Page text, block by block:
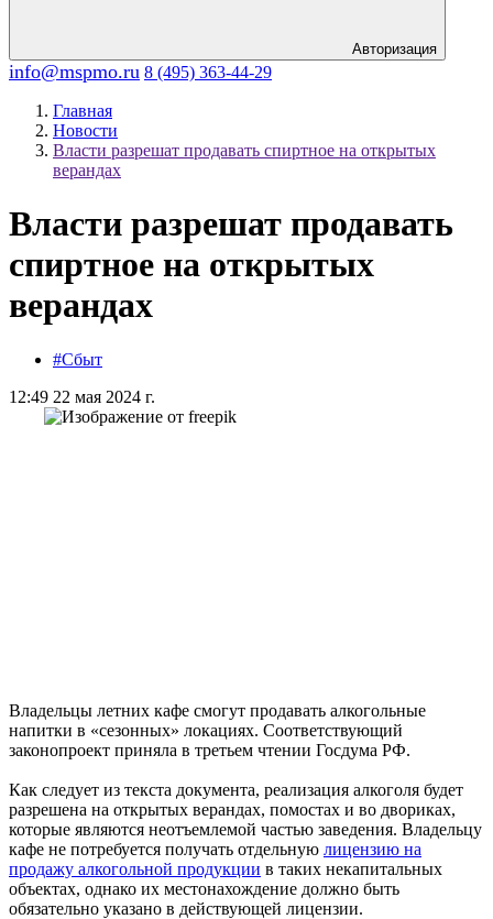
Авторизация
info@mspmo.ru 8 (495) 363-44-29
Главная
Новости
Власти разрешат продавать спиртное на открытых
верандах
Власти разрешат продавать
спиртное на открытых
верандах
#Сбыт
12:49 22 мая 2024 г.
Владельцы летних кафе смогут продавать алкогольные
напитки в «сезонных» локациях. Соответствующий
законопроект приняла в третьем чтении Госдума РФ.
Как следует из текста документа, реализация алкоголя будет
разрешена на открытых верандах, помостах и во двориках,
которые являются неотъемлемой частью заведения. Владельцу
кафе не потребуется получать отдельную лицензию на
продажу алкогольной продукции в таких некапитальных
объектах, однако их местонахождение должно быть
обязательно указано в действующей лицензии.